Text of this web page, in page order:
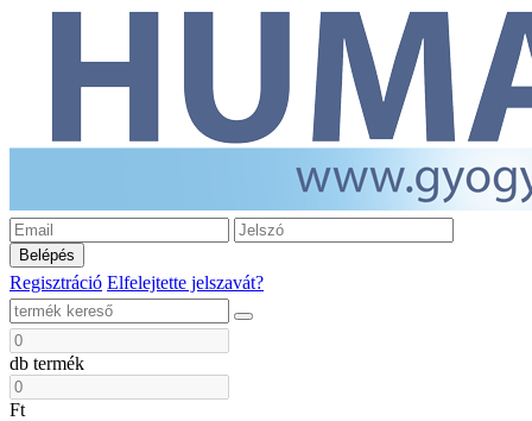
Belépés
Regisztráció Elfelejtette jelszavát?
db termék
Ft